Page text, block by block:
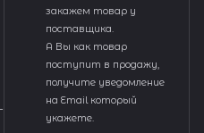
закажем товар у
поставщика.
А Вы как товар
поступит в продажу,
получите уведомление
на Email который
укажете.